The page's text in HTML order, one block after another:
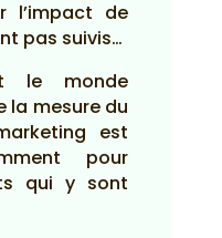
l’impact de
pas suivis…
le monde
la mesure du
est
pour
qui y sont